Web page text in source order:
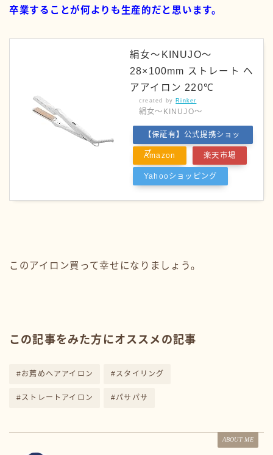
卒業することが何よりも生産的だと思います。
絹女～KINUJO～
28×100mm ストレート ヘ
アアイロン 220℃
created by Rinker
絹女～KINUJO～
【保証有】公式提携ショッ
プ
Amazon 楽天市場
Yahooショッピング
このアイロン買って幸せになりましょう。
この記事をみた方にオススメの記事
#お薦めヘアアイロン #スタイリング
#ストレートアイロン #パサパサ
ABOUT ME